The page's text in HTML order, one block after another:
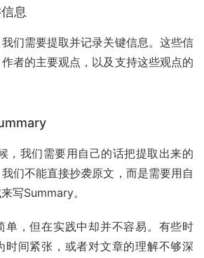
息
们需要提取并记录关键信息。这些信
者的主要观点，以及支持这些观点的
，我们需要用自己的话把提取出来的
们不能直接抄袭原文，而是需要用自
写Summary。
单，但在实践中却并不容易。有些时
时间紧张，或者对文章的理解不够深